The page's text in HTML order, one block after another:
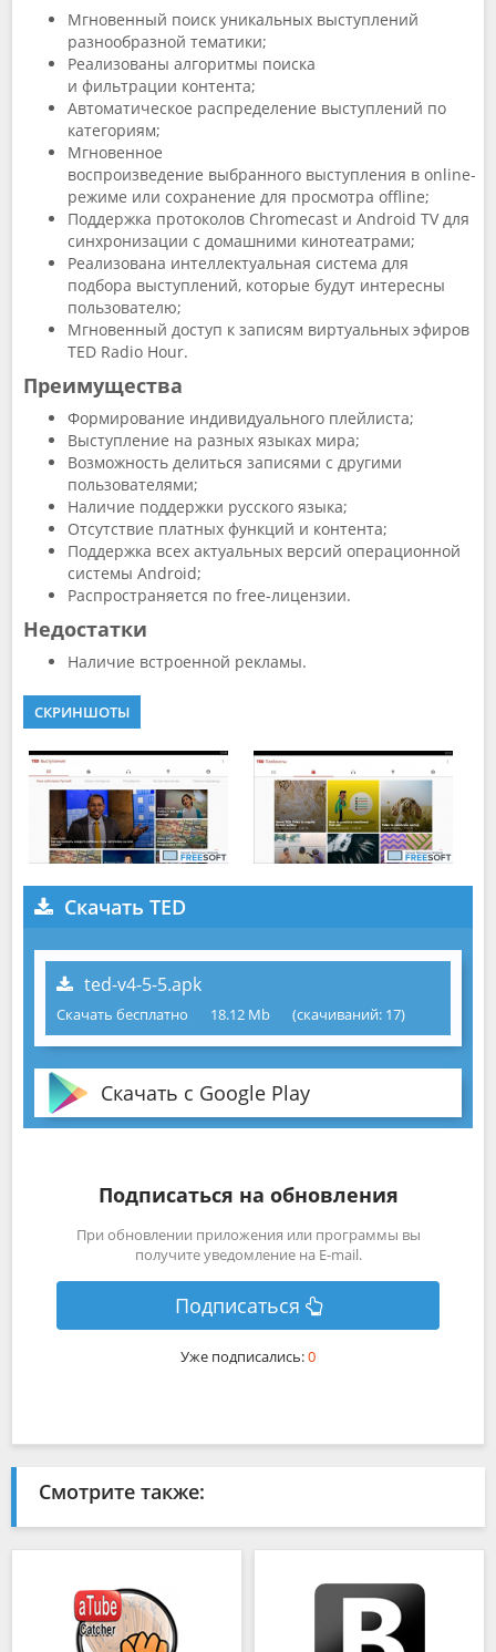
Мгновенный поиск уникальных выступлений
разнообразной тематики;
Реализованы алгоритмы поиска
и фильтрации контента;
Автоматическое распределение выступлений по
категориям;
Мгновенное
воспроизведение выбранного выступления в online-
режиме или сохранение для просмотра offline;
Поддержка протоколов Chromecast и Android TV для
синхронизации с домашними кинотеатрами;
Реализована интеллектуальная система для
подбора выступлений, которые будут интересны
пользователю;
Мгновенный доступ к записям виртуальных эфиров
TED Radio Hour.
Преимущества
Формирование индивидуального плейлиста;
Выступление на разных языках мира;
Возможность делиться записями с другими
пользователями;
Наличие поддержки русского языка;
Отсутствие платных функций и контента;
Поддержка всех актуальных версий операционной
системы Android;
Распространяется по free-лицензии.
Недостатки
Наличие встроенной рекламы.
СКРИНШОТЫ
Скачать TED
ted-v4-5-5.apk
Скачать бесплатно 18.12 Mb (cкачиваний: 17)
Скачать с Google Play
Подписаться на обновления
При обновлении приложения или программы вы
получите уведомление на E-mail.
Подписаться
Уже подписались:0
Смотрите также: